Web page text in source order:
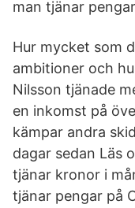
man tjänar
Hur mycket som
ambitioner och
Nilsson tjänade
en inkomst på
kämpar andra
dagar sedan Läs
tjänar kronor i
tjänar pengar på